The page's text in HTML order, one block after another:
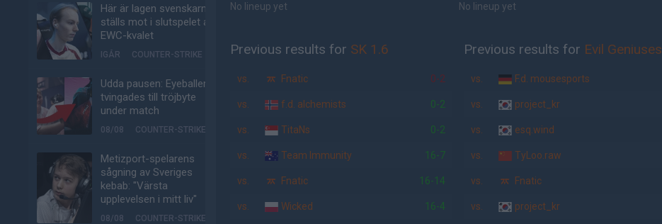
Här är lagen svenskarna
ställs mot i slutspelet av
EWC-kvalet
IGÅR COUNTER-STRIKE
Udda pausen: Eyeballers
tvingades till tröjbyte
under match
08/08 COUNTER-STRIKE
Metizport-spelarens
sågning av Sveriges
kebab: "Värsta
upplevelsen i mitt liv"
08/08 COUNTER-STRIKE
No lineup yet No lineup yet
Previous results for SK 1.6
vs. Fnatic 0-2
vs. f.d. alchemists 0-2
vs. TitaNs 0-2
vs. Team Immunity 16-7
vs. Fnatic 16-14
vs. Wicked 16-4
Previous results for Evil Geniuses
vs. F.d. mousesports
vs. project_kr
vs. esq.wind
vs. TyLoo.raw
vs. Fnatic
vs. project_kr